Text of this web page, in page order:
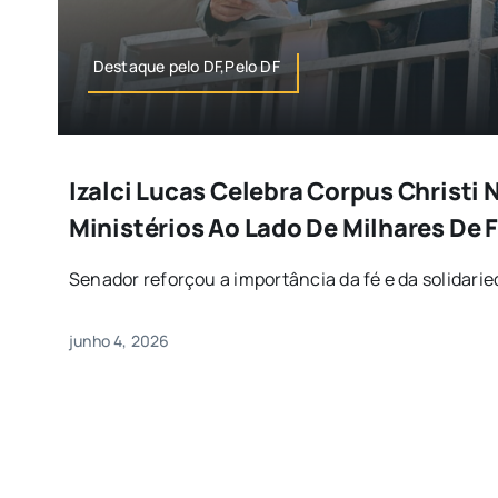
Destaque pelo DF,Pelo DF
Izalci Lucas Celebra Corpus Christi
Ministérios Ao Lado De Milhares De
Senador reforçou a importância da fé e da
junho 4, 2026